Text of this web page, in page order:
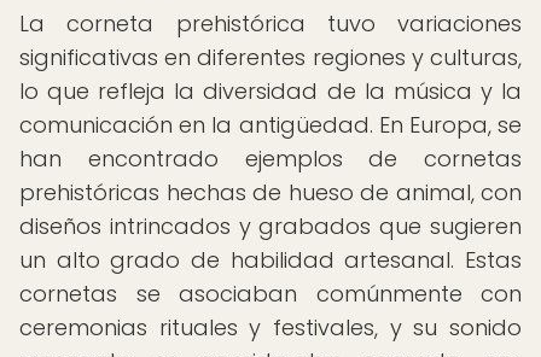
La corneta prehistórica tuvo variaciones
significativas en diferentes regiones y culturas,
lo que refleja la diversidad de la música y la
comunicación en la antigüedad. En Europa, se
han encontrado ejemplos de cornetas
prehistóricas hechas de hueso de animal, con
diseños intrincados y grabados que sugieren
un alto grado de habilidad artesanal. Estas
cornetas se asociaban comúnmente con
ceremonias rituales y festivales, y su sonido